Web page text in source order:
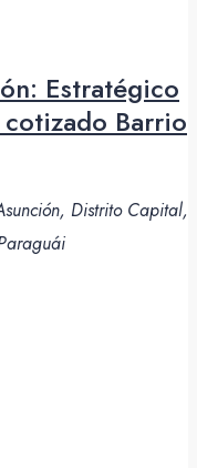
Estratégico
Barrio
Distrito Capital,